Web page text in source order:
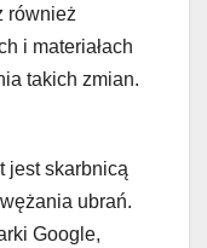
również
i materiałach
takich zmian.
jest skarbnicą
ubrań.
Google,